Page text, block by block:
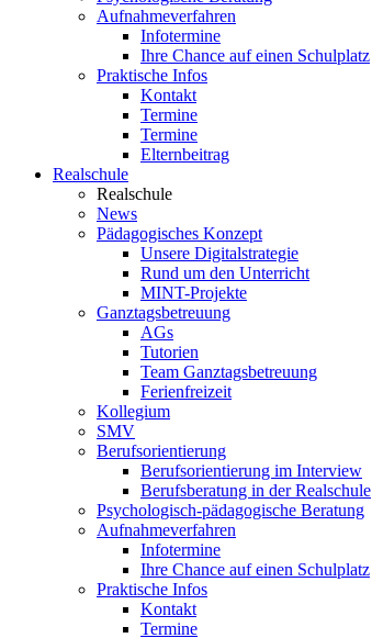
Aufnahmeverfahren
Infotermine
Ihre Chance auf einen Schulplatz
Praktische Infos
Kontakt
Termine
Termine
Elternbeitrag
Realschule
Realschule
News
Pädagogisches Konzept
Unsere Digitalstrategie
Rund um den Unterricht
MINT-Projekte
Ganztagsbetreuung
AGs
Tutorien
Team Ganztagsbetreuung
Ferienfreizeit
Kollegium
SMV
Berufsorientierung
Berufsorientierung im Interview
Berufsberatung in der Realschule
Psychologisch-pädagogische Beratung
Aufnahmeverfahren
Infotermine
Ihre Chance auf einen Schulplatz
Praktische Infos
Kontakt
Termine